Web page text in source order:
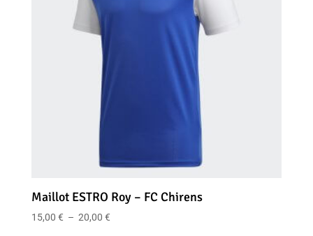
Maillot ESTRO Roy – FC Chirens
15,00 € – 20,00 €Plage